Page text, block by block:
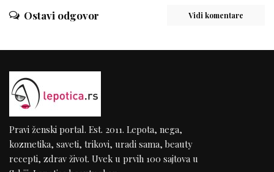
Ostavi odgovor Vidi komentare
Pravi ženski portal. Est. 2011. Lepota, nega,
kozmetika, saveti, trikovi, uradi sama, beauty
recepti, zdrav život. Uvek u prvih 100 sajtova u